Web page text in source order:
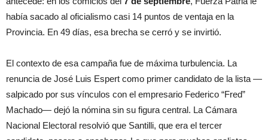
había sacado al oficialismo casi 14 puntos de ventaja en la
Provincia. En 49 días, esa brecha se cerró y se invirtió.
El contexto de esa campaña fue de máxima turbulencia. La
renuncia de José Luis Espert como primer candidato de la lista —
salpicado por sus vínculos con el empresario Federico “Fred”
Machado— dejó la nómina sin su figura central. La Cámara
Nacional Electoral resolvió que Santilli, que era el tercer